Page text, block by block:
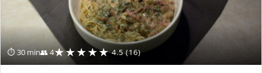
⏱ 30 min👥 4★★★★★ 4.5 (16)